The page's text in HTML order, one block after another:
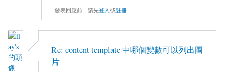
發表回應前，請先登入或註冊
Re: content template 中哪個變數可以列出圖
片